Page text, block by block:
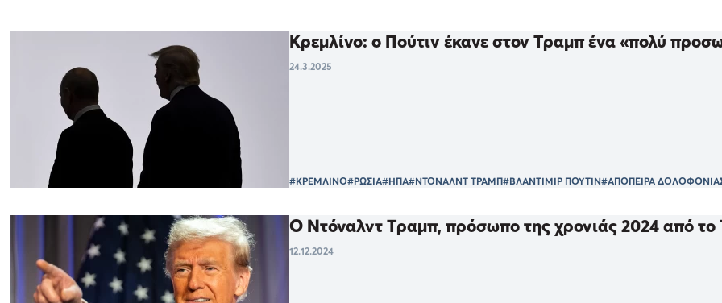
Κρεμλίνο: ο Πούτιν έκανε στον Τραμπ ένα «πολύ
24.3.2025
#ΚΡΕΜΛΙΝΟ#ΡΩΣΙΑ#ΗΠΑ#ΝΤΟΝΑΛΝΤ ΤΡΑΜΠ#ΒΛΑΝΤΙΜΙΡ ΠΟΥΤΙΝ#ΑΠΟΠΕΙΡΑ
Ο Ντόναλντ Τραμπ, πρόσωπο της χρονιάς 2024 από το
12.12.2024